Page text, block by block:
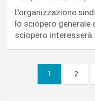
L’organizzazione
lo sciopero generale
sciopero
Paginazione
1 2